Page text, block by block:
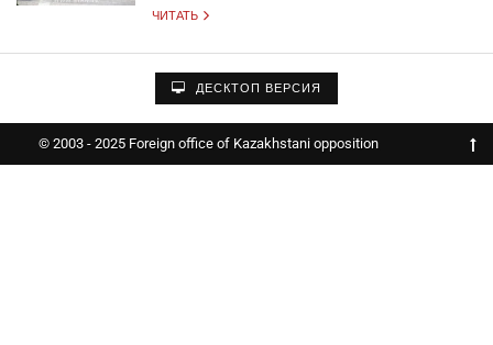
ЧИТАТЬ
ДЕСКТОП ВЕРСИЯ
© 2003 - 2025 Foreign office of Kazakhstani opposition